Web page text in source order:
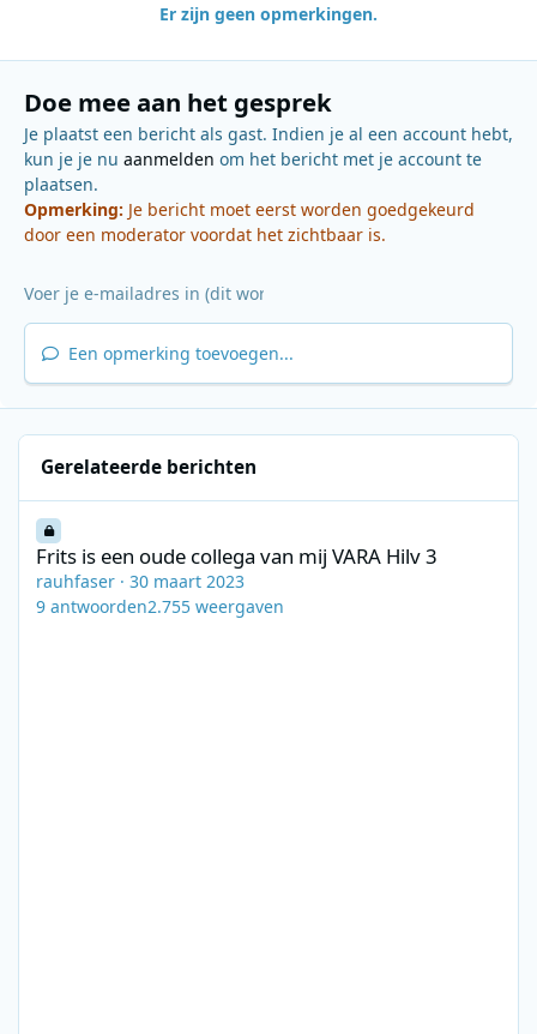
Er zijn geen opmerkingen.
Doe mee aan het gesprek
Je plaatst een bericht als gast. Indien je al een account hebt,
kun je je nu aanmelden om het bericht met je account te
plaatsen.
Opmerking: Je bericht moet eerst worden goedgekeurd
door een moderator voordat het zichtbaar is.
Een opmerking toevoegen...
Gerelateerde berichten
Frits is een oude collega van mij VARA Hilv 3
rauhfaser · 30 maart 2023
9 antwoorden2.755 weergaven